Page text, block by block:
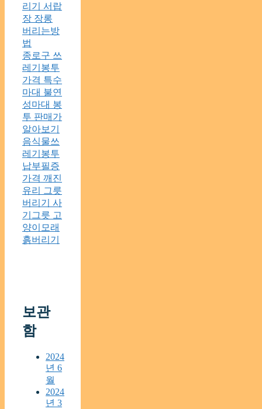
리기 서랍
장 장롱
버리는방
법
종로구 쓰
레기봉투
가격 특수
마대 불연
성마대 봉
투 판매가
알아보기
음식물쓰
레기봉투
납부필증
가격 깨진
유리 그릇
버리기 사
기그릇 고
양이모래
흙버리기
보관
함
2024
년 6
월
2024
년 3